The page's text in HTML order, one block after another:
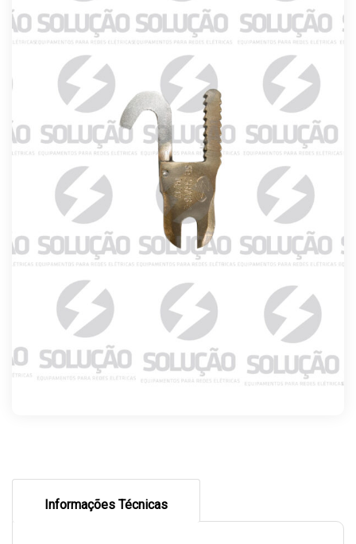
Informações Técnicas